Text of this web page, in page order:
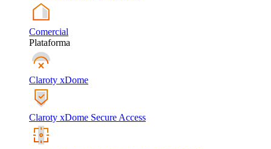
Comercial
Plataforma
Claroty xDome
Claroty xDome Secure Access